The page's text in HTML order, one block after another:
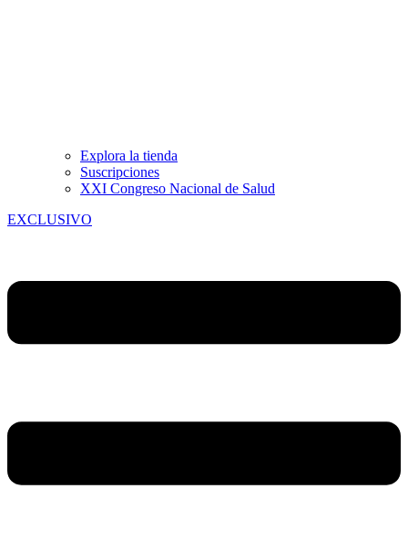
Explora la tienda
Suscripciones
XXI Congreso Nacional de Salud
EXCLUSIVO